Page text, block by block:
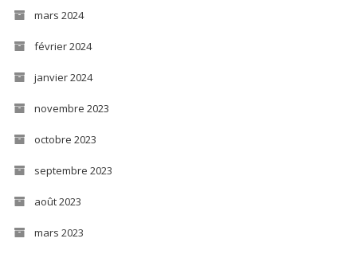
mars 2024
février 2024
janvier 2024
novembre 2023
octobre 2023
septembre 2023
août 2023
mars 2023